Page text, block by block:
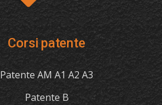
Corsi patente
Patente AM A1 A2 A3
Patente B